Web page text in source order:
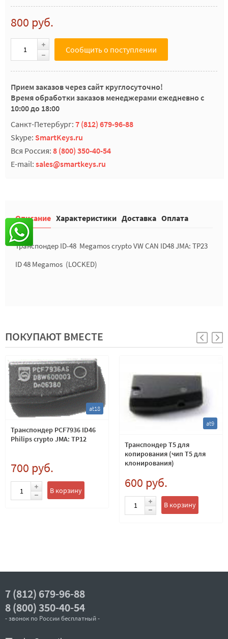
800 руб.
Сообщить о поступлении
Прием заказов через сайт круглосуточно!
Время обработки заказов менеджерами ежедневно с
10:00 до 18:00
Санкт-Петербург: 7 (812) 679-96-88
Skype: SmartKeys.ru
Вся Россия: 8 (800) 350-40-54
E-mail: sales@smartkeys.ru
Описание Характеристики Доставка Оплата
Транспондер ID-48 Megamos crypto VW CAN ID48 JMA: TP23
ID 48 Megamos (LOCKED)
ПОКУПАЮТ ВМЕСТЕ
at18
Транспондер PCF7936 ID46
Philips crypto JMA: TP12
700 руб.
В корзину
at9
Транспондер T5 для
копирования (чип Т5 для
клонирования)
600 руб.
В корзину
7 (812) 679-96-88
8 (800) 350-40-54
- звонок по России бесплатный -